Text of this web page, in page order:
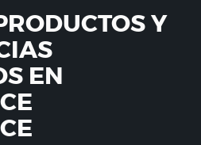
Y
EN